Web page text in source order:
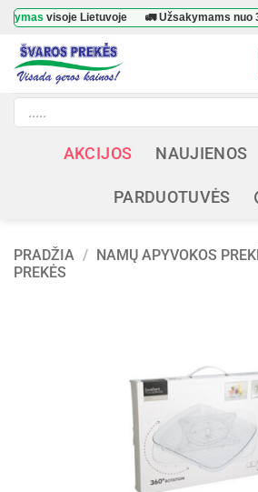
Skip
content
visoje Lietuvoje 🚛 Užsakymams nuo39 €–
Products
search
AKCIJOS NAUJIENOS
PARDUOTUVĖS
PRADŽIA / NAMŲ APYVOKOS
PREKĖS